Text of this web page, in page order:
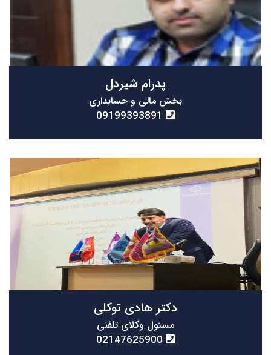
پدرام شیردل
بخش مالی و حسابداری
09199393891
دکتر هادی توکلی
مسئول وکلای تلفنی
02147625900